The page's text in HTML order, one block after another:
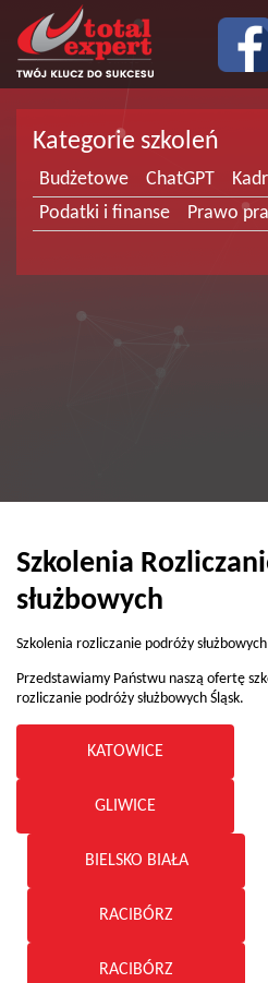
Kategorie szkoleń
Budżetowe ChatGPT
Podatki i finanse
Prawo
Szkolenia
służbowych
Szkolenia rozliczanie podróży służbowych
Przedstawiamy Państwu naszą ofertę
rozliczanie podróży służbowych Śląsk.
KATOWICE
GLIWICE
BIELSKO BIAŁA
RACIBÓRZ
RACIBÓRZ